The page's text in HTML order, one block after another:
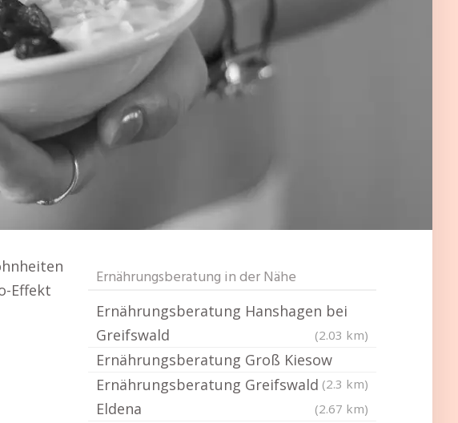
Effekt
Ernährungsberatung in der Nähe
Ernährungsberatung Hanshagen bei
Greifswald
(2.03 km)
Ernährungsberatung Groß Kiesow
(2.3 km)
Ernährungsberatung Greifswald
Eldena
(2.67 km)